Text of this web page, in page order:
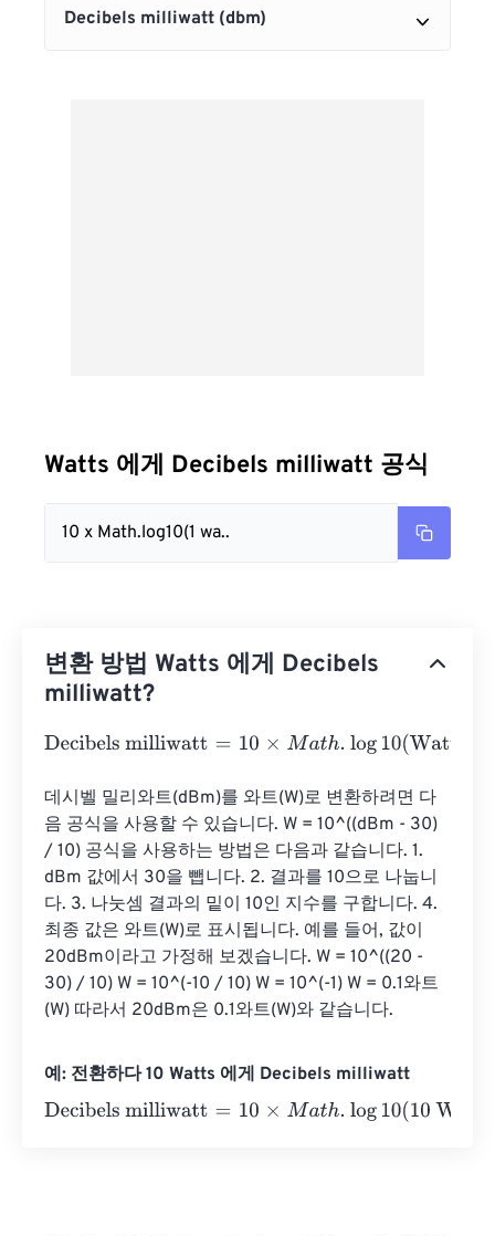
Watts 에게 Decibels milliwatt 공식
10 x Math.log10(1 wa..
변환 방법 Watts 에게 Decibels
milliwatt?
Decibels milliwatt=10 ×M ath .log10(Watts⋅1000
데시벨 밀리와트(dBm)를 와트(W)로 변환하려면 다
음 공식을 사용할 수 있습니다. W = 10^((dBm - 30)
/ 10) 공식을 사용하는 방법은 다음과 같습니다. 1.
dBm 값에서 30을 뺍니다. 2. 결과를 10으로 나눕니
다. 3. 나눗셈 결과의 밑이 10인 지수를 구합니다. 4.
최종 값은 와트(W)로 표시됩니다. 예를 들어, 값이
20dBm이라고 가정해 보겠습니다. W = 10^((20 -
30) / 10) W = 10^(-10 / 10) W = 10^(-1) W = 0.1와트
(W) 따라서 20dBm은 0.1와트(W)와 같습니다.
예: 전환하다 10 Watts 에게 Decibels milliwatt
Decibels milliwatt=10 ×M ath .log10(10 Watts⋅1000) =40